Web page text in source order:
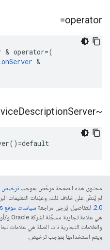
operator=
& operator=(
&
~Device
DescriptionServer
محتوى هذه الصفحة مرخّص بموجبترخيص Creative Commons Attribution 4.0‏
لم يُنصّ على خلاف ذلك، وعيّنات التعليمات
2.0‏. للتفاصيل، يُرجى مراجعة سياسات موقع Google Developers الإلكتروني
ويتم استخدامها بموجب ترخيص.